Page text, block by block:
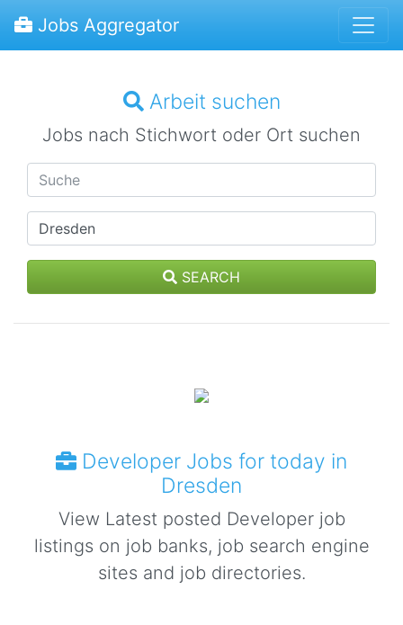
Jobs Aggregator
Arbeit suchen
Jobs nach Stichwort oder Ort suchen
SEARCH
Developer Jobs for today in
Dresden
View Latest posted Developer job
listings on job banks, job search engine
sites and job directories.